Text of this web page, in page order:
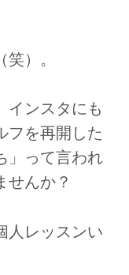
）。
インスタにも
フを再開した
」って言われ
せんか？
レッスンい